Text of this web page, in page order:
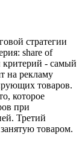
стратегии
share of
критерий - самый
на рекламу
товаров.
которое
при
Третий
товаром.